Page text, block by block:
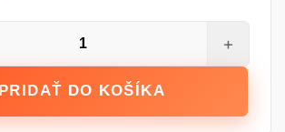
+
PRIDAŤ DO KOŠÍKA